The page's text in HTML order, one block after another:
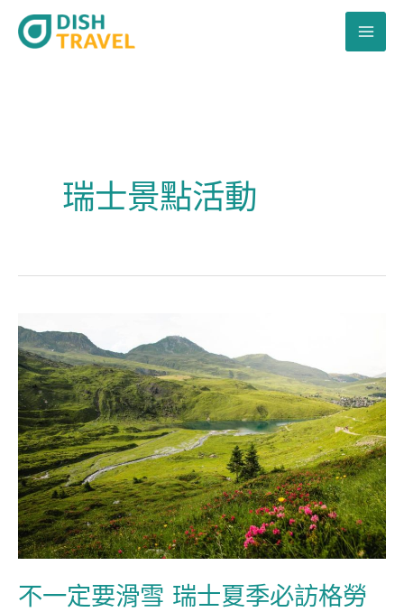
瑞士景點活動
不一定要滑雪 瑞士夏季必訪格勞
不
一
定
要
滑
雪
瑞
士
夏
必